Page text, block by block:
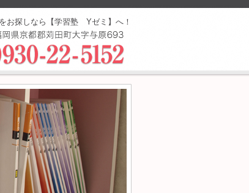
お探しなら【学習塾 Yゼミ】へ！